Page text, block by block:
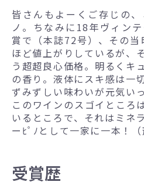
皆さんもよーくご存じの
ノ。ちなみに18年ヴィン
賞で（本誌72号）、その
ほど値上がりしているが、
う超超良心価格。明るくキ
の香り。液体にスキ感は一
ずみずしい味わいが元気い
このワインのスゴイところ
いるところで、それはミネ
ーﾋﾟﾉとして一家に一本！（
受賞歴